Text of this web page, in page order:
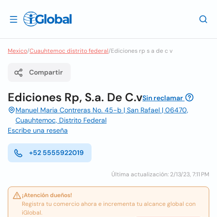
Mexico/Cuauhtemoc distrito federal/Ediciones rp s a de c v
Compartir
Ediciones Rp, S.a. De C.vSin reclamar
Manuel Maria Contreras No. 45-b | San Rafael | 06470,
Cuauhtemoc, Distrito Federal
Escribe una reseña
+52 5555922019
Última actualización: 2/13/23, 7:11 PM
¡Atención dueños!
Registra tu comercio ahora e incrementa tu alcance global con
iGlobal.